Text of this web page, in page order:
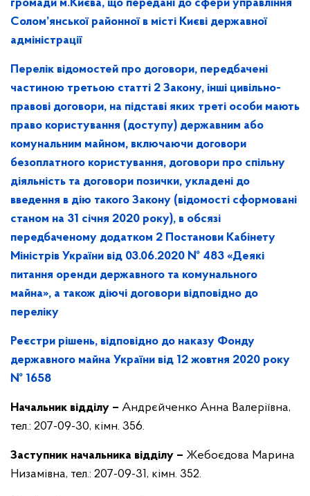
громади м.Києва, що передані до сфери управління
Солом’янської районної в місті Києві державної
адміністрації
Перелік відомостей про договори, передбачені
частиною третьою статті 2 Закону, інші цивільно-
правові договори, на підставі яких треті особи мають
право користування (доступу) державним або
комунальним майном, включаючи договори
безоплатного користування, договори про спільну
діяльність та договори позички, укладені до
введення в дію такого Закону (відомості сформовані
станом на 31 січня 2020 року), в обсязі
передбаченому додатком 2 Постанови Кабінету
Міністрів України від 03.06.2020 № 483 «Деякі
питання оренди державного та комунального
майна», а також діючі договори відповідно до
переліку
Реєстри рішень, відповідно до наказу Фонду
державного майна України від 12 жовтня 2020 року
№ 1658
Начальник відділу – Андрєйченко Анна Валеріївна,
тел.: 207-09-30, кімн. 356.
Заступник начальника відділу – Жебоєдова Марина
Низамівна, тел.: 207-09-31, кімн. 352.